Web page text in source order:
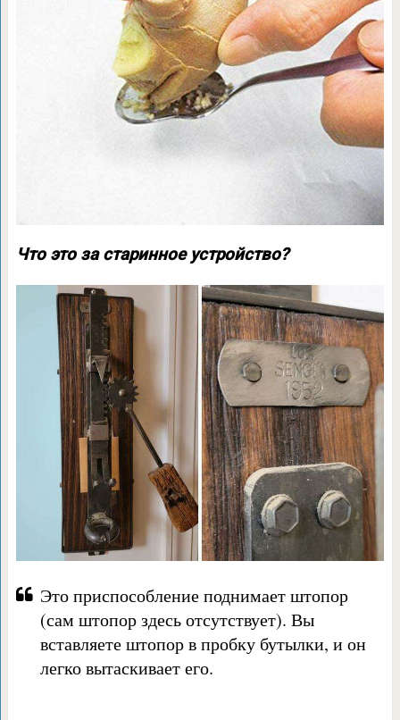
Что это за старинное устройство?
Это приспособление поднимает штопор
(сам штопор здесь отсутствует). Вы
вставляете штопор в пробку бутылки, и он
легко вытаскивает его.